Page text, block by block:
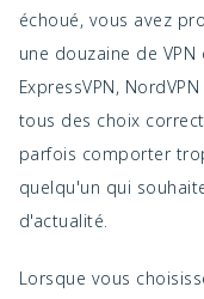
échoué, vous avez
une douzaine de
ExpressVPN,
tous des choix
parfois comporter
quelqu'un qui
d'actualité.
Lorsque vous